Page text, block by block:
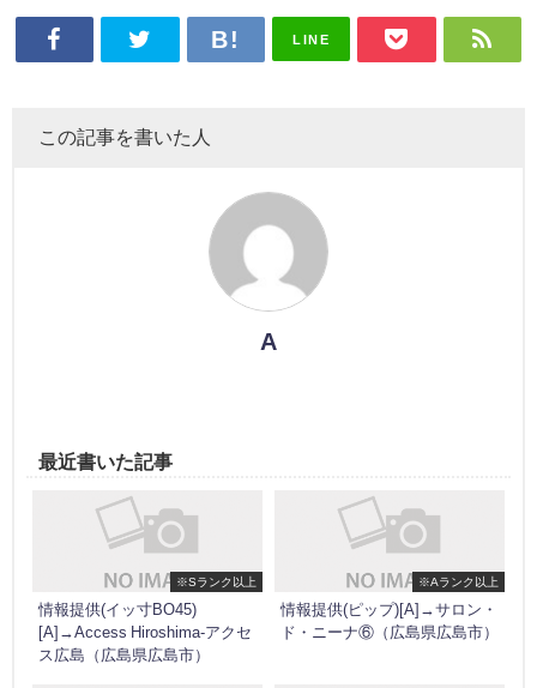
LINE
この記事を書いた人
A
最近書いた記事
※Sランク以上
情報提供(イッ寸BO45)
[A]→Access Hiroshima-アクセ
ス広島（広島県広島市）
※Aランク以上
情報提供(ピップ)[A]→サロン・
ド・ニーナ⑥（広島県広島市）